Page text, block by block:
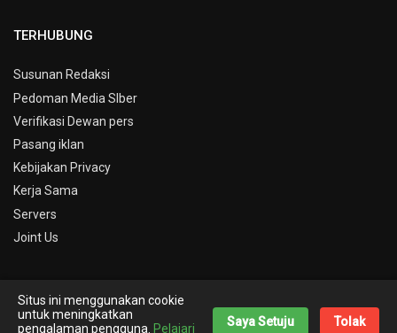
TERHUBUNG
Susunan Redaksi
Pedoman Media SIber
Verifikasi Dewan pers
Pasang iklan
Kebijakan Privacy
Kerja Sama
Servers
Joint Us
© Copyright 2019 -
Situs ini menggunakan cookie
untuk meningkatkan
pengalaman pengguna. Pelajari Saya Setuju Tolak